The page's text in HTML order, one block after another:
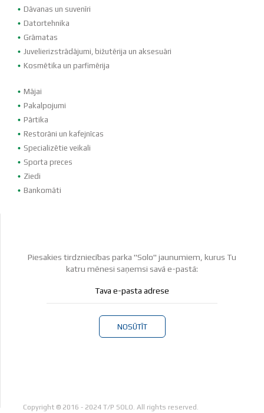
Dāvanas un suvenīri
Datortehnika
Grāmatas
Juvelierizstrādājumi, bižutērija un aksesuāri
Kosmētika un parfimērija
Mājai
Pakalpojumi
Pārtika
Restorāni un kafejnīcas
Specializētie veikali
Sporta preces
Ziedi
Bankomāti
Piesakies tirdzniecības parka "Solo" jaunumiem, kurus Tu
katru mēnesi saņemsi savā e-pastā:
NOSŪTĪT
Copyright © 2016 - 2024 T/P SOLO. All rights reserved.